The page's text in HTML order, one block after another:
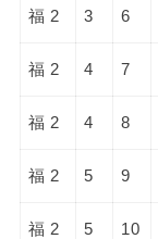
福 2 3 6
福 2 4 7
福 2 4 8
福 2 5 9
福 2 5 10